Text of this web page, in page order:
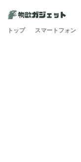
トップ スマートフォン
カテゴリー